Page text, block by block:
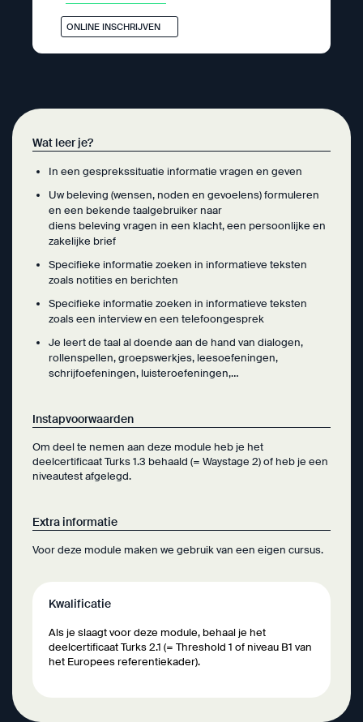
ONLINE INSCHRIJVEN
Wat leer je?
In een gesprekssituatie informatie vragen en geven
Uw beleving (wensen, noden en gevoelens) formuleren
en een bekende taalgebruiker naar
diens beleving vragen in een klacht, een persoonlijke en
zakelijke brief
Specifieke informatie zoeken in informatieve teksten
zoals notities en berichten
Specifieke informatie zoeken in informatieve teksten
zoals een interview en een telefoongesprek
Je leert de taal al doende aan de hand van dialogen,
rollenspellen, groepswerkjes, leesoefeningen,
schrijfoefeningen, luisteroefeningen,…
Instapvoorwaarden
Om deel te nemen aan deze module heb je het
deelcertificaat Turks 1.3 behaald (= Waystage 2) of heb je een
niveautest afgelegd.
Extra informatie
Voor deze module maken we gebruik van een eigen cursus.
Kwalificatie
Als je slaagt voor deze module, behaal je het
deelcertificaat Turks 2.1 (= Threshold 1 of niveau B1 van
het Europees referentiekader).